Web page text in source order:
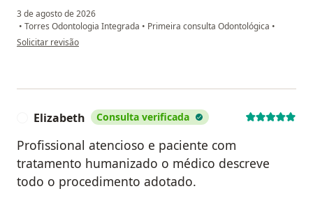
3 de agosto de 2026
• Torres Odontologia Integrada • Primeira consulta Odontológica •
na opinião do utilizador Paulo Santos
Solicitar revisão
Elizabeth Consulta verificada
Profissional atencioso e paciente com
tratamento humanizado o médico descreve
todo o procedimento adotado.